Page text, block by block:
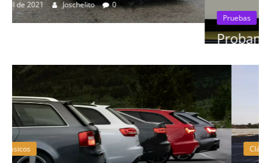
Pruebas
Probamos el Mercedes-Benz A200d